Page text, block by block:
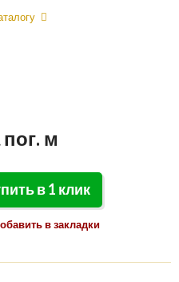
пог. м
в 1 клик
в закладки